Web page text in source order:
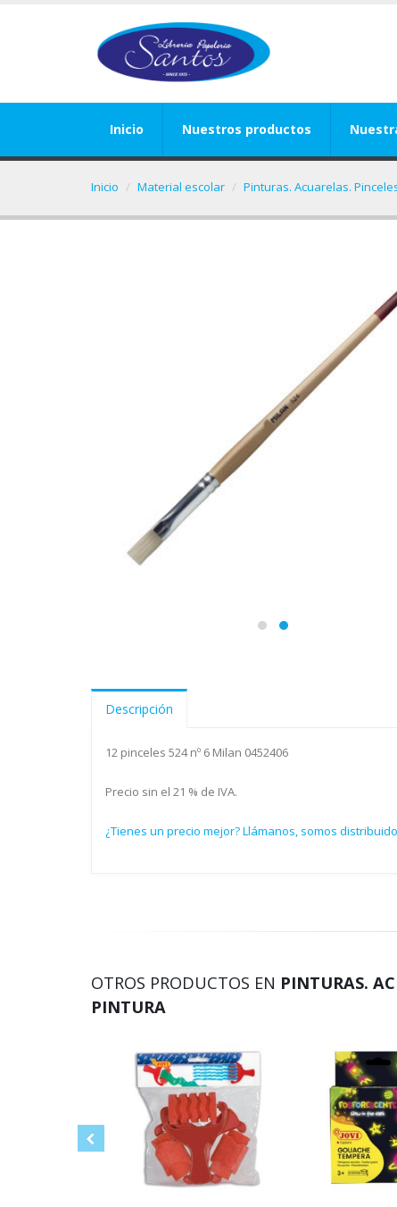
Inicio Nuestros productos
Inicio Material escolar Pinturas. Acuarelas.
Descripción
12 pinceles 524 nº 6 Milan 0452406
Precio sin el 21 % de IVA.
¿Tienes un precio mejor? Llámanos, somos
OTROS PRODUCTOS EN PINTURAS.
PINTURA